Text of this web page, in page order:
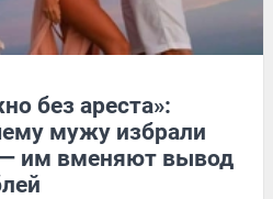
без ареста»:
мужу избрали
— им вменяют вывод